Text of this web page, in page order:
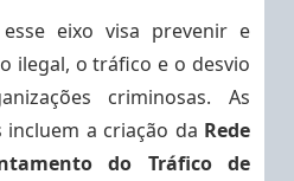
eixo visa prevenir e
ilegal, o tráfico e o desvio
criminosas. As
a criação da Rede
do Tráfico de